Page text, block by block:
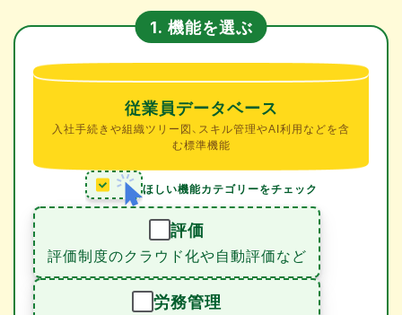
1. 機能を選ぶ
従業員データベース
入社手続きや組織ツリー図、スキル管理やAI利用などを含
む標準機能
ほしい機能カテゴリーをチェック
評価
評価制度のクラウド化や自動評価など
労務管理